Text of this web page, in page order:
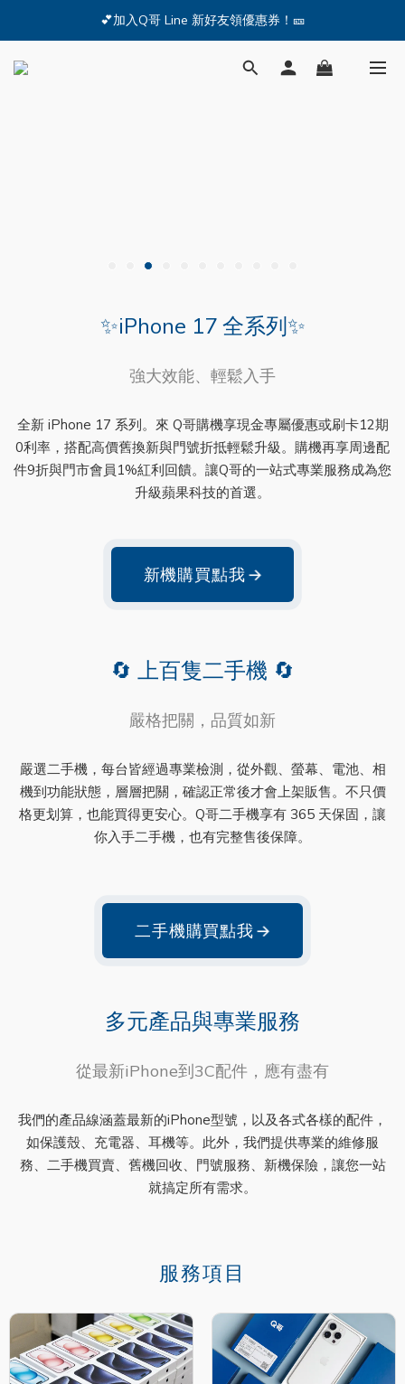
🔥iPhone 17 全系列熱銷中🔥點我購買 — !
💕加入Q哥 Line 新好友領優惠券！🎫
🔥iPhone 17 全系列熱銷中🔥點我購買 — !
✨iPhone 17 全系列✨
強大效能、輕鬆入手
全新 iPhone 17 系列。來 Q哥購機享現金專屬優惠或刷卡12期
0利率，搭配高價舊換新與門號折抵輕鬆升級。購機再享周邊配
件9折與門市會員1%紅利回饋。讓Q哥的一站式專業服務成為您
升級蘋果科技的首選。
新機購買點我 →
🔄 上百隻二手機 🔄
嚴格把關，品質如新
嚴選二手機，每台皆經過專業檢測，從外觀、螢幕、電池、相
機到功能狀態，層層把關，確認正常後才會上架販售。不只價
格更划算，也能買得更安心。Q哥二手機享有 365 天保固，讓
你入手二手機，也有完整售後保障。
二手機購買點我 →
多元產品與專業服務
從最新iPhone到3C配件，應有盡有
我們的產品線涵蓋最新的iPhone型號，以及各式各樣的配件，
如保護殼、充電器、耳機等。此外，我們提供專業的維修服
務、二手機買賣、舊機回收、門號服務、新機保險，讓您一站
就搞定所有需求。
服務項目